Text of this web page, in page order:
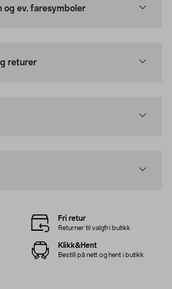
og ev. faresymboler
returer
Fri retur
Returner til valgfri butikk
Klikk&Hent
Bestill på nett og hent i butikk